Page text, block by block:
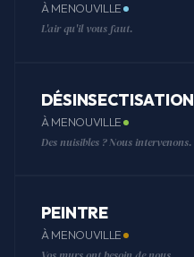
À MENOUVILLE
L'air qu'il vous faut.
DÉSINSECTISATION
À MENOUVILLE
Des nuisibles ? Nous intervenons.
PEINTRE
À MENOUVILLE